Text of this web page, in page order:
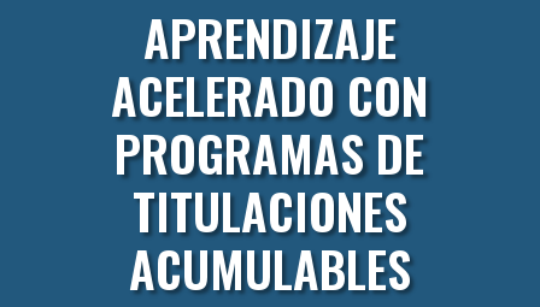
APRENDIZAJE
ACELERADO CON
PROGRAMAS DE
TITULACIONES
ACUMULABLES